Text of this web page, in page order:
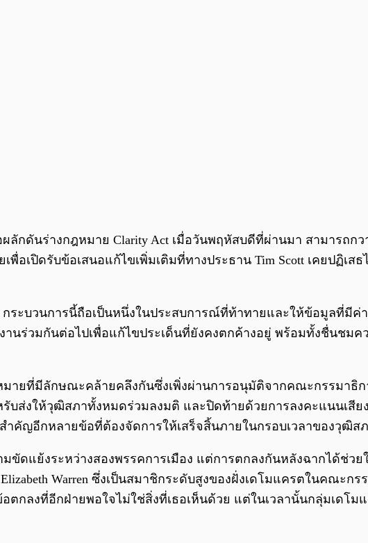
กดันร่างกฎหมาย Clarity Act เมื่อวันพฤหัสบดีที่ผ่านมา สามารถก
พื่อเปิดรับข้อเสนอแก้ไขเพิ่มเติมที่ทางประธาน Tim Scott เคยปฏิเ
กระบวนการนี้ถือเป็นหนึ่งในประสบการณ์ที่ท้าทายและให้ข้อมูลที่มี
านร่วมกันต่อไปเพื่อแก้ไขประเด็นที่ยังคงตกค้างอยู่ พร้อมทั้งชื่นชม
ายที่มีลักษณะคล้ายคลึงกันซึ่งเพิ่งผ่านการอนุมัติจากคณะกรรมาธิ
บส่งให้วุฒิสภาทั้งหมดร่วมลงมติ และปิดท้ายด้วยการลงคะแนนเสี
คัญอีกหลายข้อที่ต้องจัดการให้เสร็จสิ้นภายในกรอบเวลาของวุฒิส
ขัดแย้งระหว่างสองพรรคการเมือง แต่การตกลงกันหลังฉากได้ช่วย
Warren ซึ่งเป็นสมาชิกระดับสูงของฝั่งเดโมแครตในคณะก
กลงที่อีกฝ่ายพอใจไม่ใช่สิ่งที่เธอเห็นด้วย แต่ในเวลานั้นกลุ่มเดโ